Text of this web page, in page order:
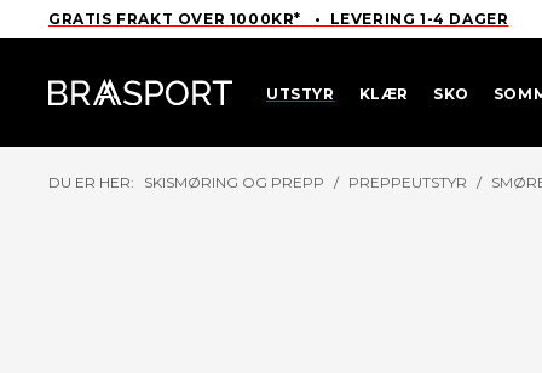
GRATIS FRAKT OVER 1000KR* • LEVERING 1-4 DAGER
UTSTYR KLÆR SKO
DU ER HER: SKISMØRING OG PREPP / PREPPEUTSTYR /